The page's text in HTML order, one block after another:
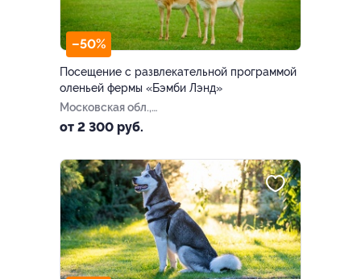
–50%
Посещение с развлекательной программой
оленьей фермы «Бэмби Лэнд»
Московская обл.,
Волоколамский р-н, СНТ
Риге)
от 2 300 руб.